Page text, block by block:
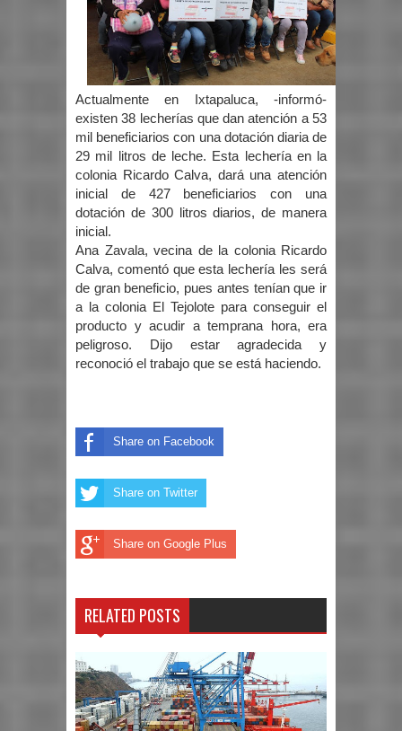
Actualmente en Ixtapaluca, -informó-
existen 38 lecherías que dan atención a 53
mil beneficiarios con una dotación diaria de
29 mil litros de leche. Esta lechería en la
colonia Ricardo Calva, dará una atención
inicial de 427 beneficiarios con una
dotación de 300 litros diarios, de manera
inicial.
Ana Zavala, vecina de la colonia Ricardo
Calva, comentó que esta lechería les será
de gran beneficio, pues antes tenían que ir
a la colonia El Tejolote para conseguir el
producto y acudir a temprana hora, era
peligroso. Dijo estar agradecida y
reconoció el trabajo que se está haciendo.
Share on Facebook
Share on Twitter
Share on Google Plus
RELATED POSTS